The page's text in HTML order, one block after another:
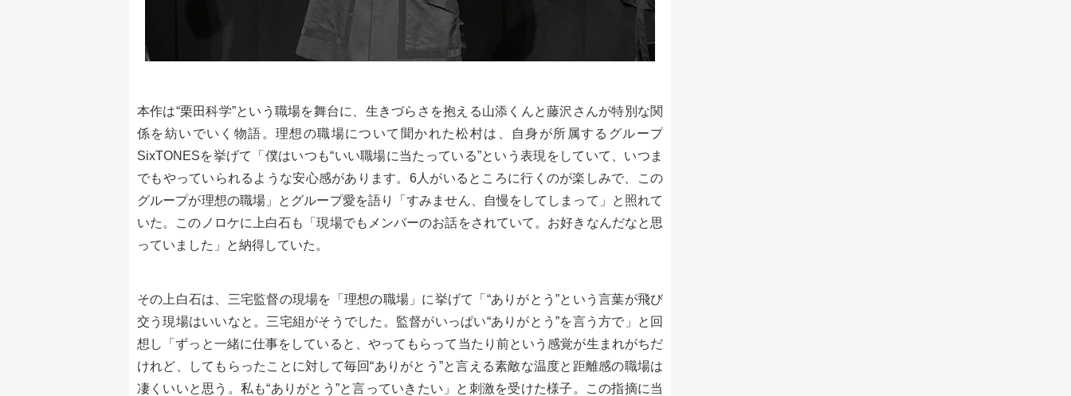
本作は“栗田科学”という職場を舞台に、生きづらさを抱える山添くんと藤沢さんが特別な関
係を紡いでいく物語。理想の職場について聞かれた松村は、自身が所属するグループ
SixTONESを挙げて「僕はいつも“いい職場に当たっている”という表現をしていて、いつま
でもやっていられるような安心感があります。6人がいるところに行くのが楽しみで、この
グループが理想の職場」とグループ愛を語り「すみません、自慢をしてしまって」と照れて
いた。このノロケに上白石も「現場でもメンバーのお話をされていて。お好きなんだなと思
っていました」と納得していた。
その上白石は、三宅監督の現場を「理想の職場」に挙げて「“ありがとう”という言葉が飛び
交う現場はいいなと。三宅組がそうでした。監督がいっぱい“ありがとう”を言う方で」と回
想し「ずっと一緒に仕事をしていると、やってもらって当たり前という感覚が生まれがちだ
けれど、してもらったことに対して毎回“ありがとう”と言える素敵な温度と距離感の職場は
凄くいいと思う。私も“ありがとう”と言っていきたい」と刺激を受けた様子。この指摘に当